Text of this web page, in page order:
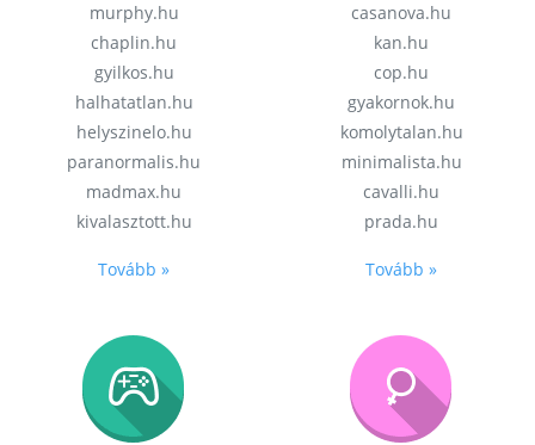
murphy.hu
chaplin.hu
gyilkos.hu
halhatatlan.hu
helyszinelo.hu
paranormalis.hu
madmax.hu
kivalasztott.hu
Tovább »
casanova.hu
kan.hu
cop.hu
gyakornok.hu
komolytalan.hu
minimalista.hu
cavalli.hu
prada.hu
Tovább »